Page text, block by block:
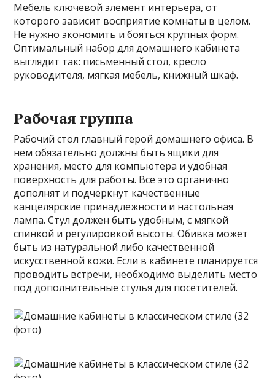
Мебель ключевой элемент интерьера, от
которого зависит восприятие комнаты в целом.
Не нужно экономить и бояться крупных форм.
Оптимальный набор для домашнего кабинета
выглядит так: письменный стол, кресло
руководителя, мягкая мебель, книжный шкаф.
Рабочая группа
Рабочий стол главный герой домашнего офиса. В
нем обязательно должны быть ящики для
хранения, место для компьютера и удобная
поверхность для работы. Все это органично
дополнят и подчеркнут качественные
канцелярские принадлежности и настольная
лампа. Стул должен быть удобным, с мягкой
спинкой и регулировкой высоты. Обивка может
быть из натуральной либо качественной
искусственной кожи. Если в кабинете планируется
проводить встречи, необходимо выделить место
под дополнительные стулья для посетителей.